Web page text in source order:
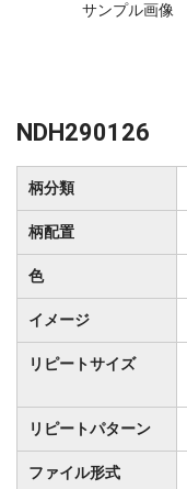
サンプル画像
NDH290126
柄分類
柄配置
色
イメージ
リピートサイズ
リピートパターン
ファイル形式